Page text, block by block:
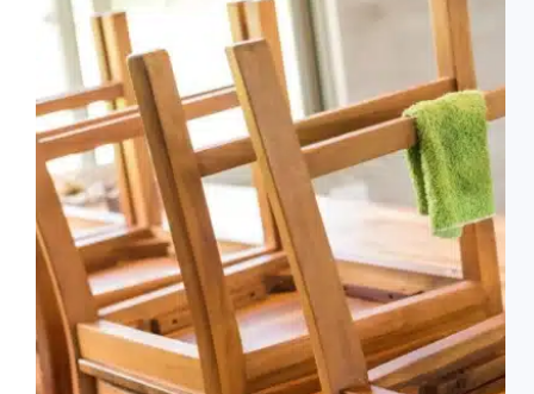
:
créer
un
intérieur
harmonieux
et
équilibré